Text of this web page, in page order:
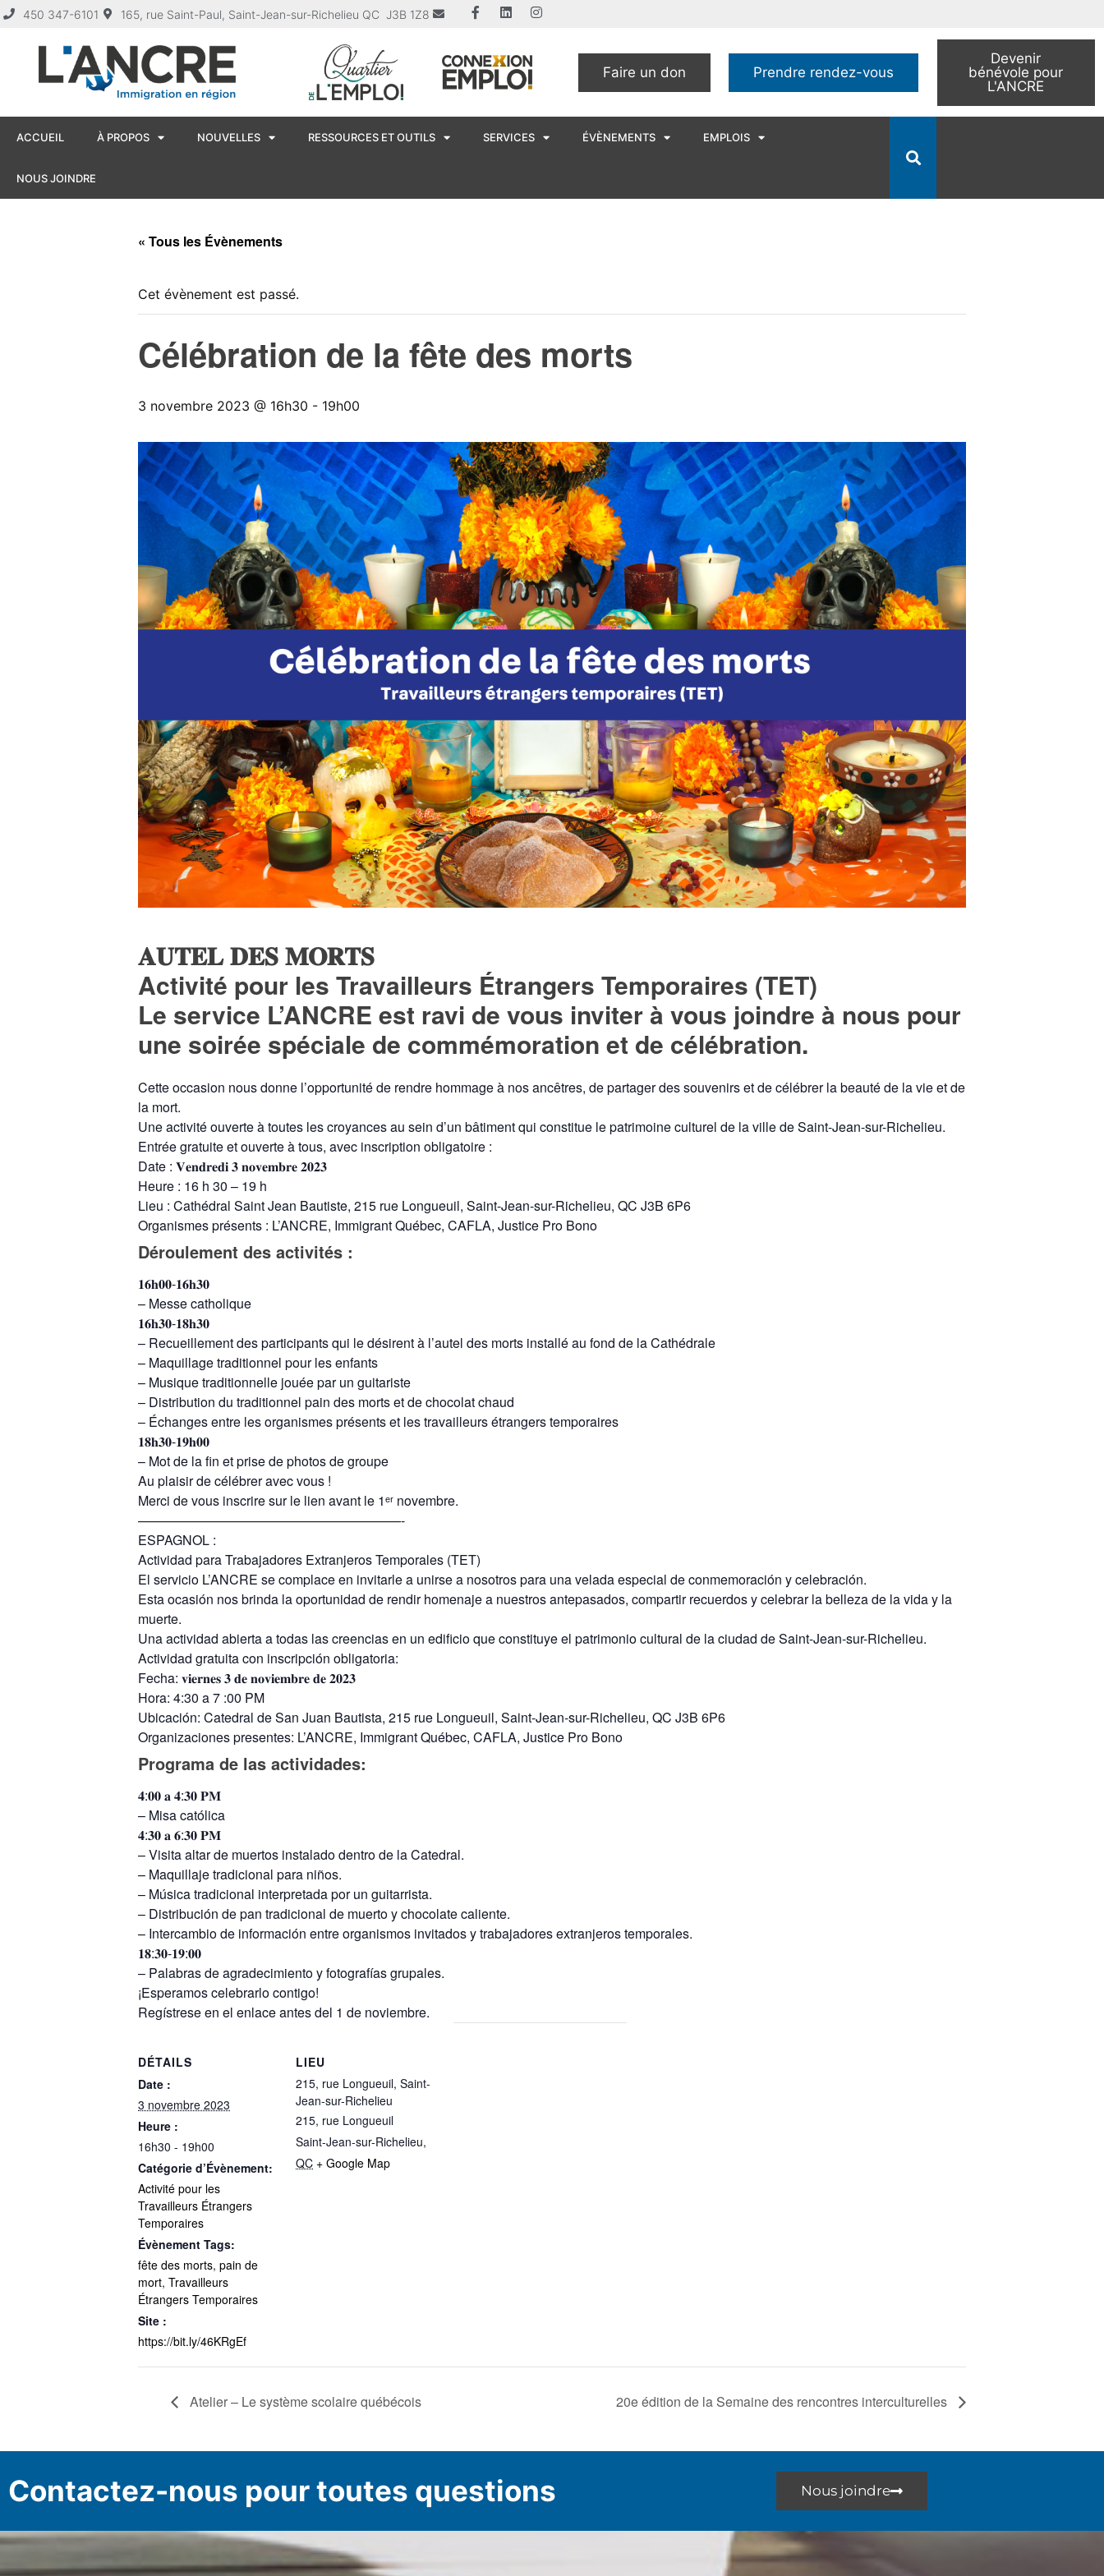
450 347-6101 165, rue Saint-Paul, Saint-Jean-sur-Richelieu QC J3B 1Z8
Faire un don Prendre rendez-vous
Devenir
bénévole pour
L'ANCRE
ACCUEIL À PROPOS NOUVELLES RESSOURCES ET OUTILS SERVICES ÉVÈNEMENTS EMPLOIS
NOUS JOINDRE
« Tous les Évènements
Cet évènement est passé.
Célébration de la fête des morts
3 novembre 2023 @ 16h30 - 19h00
𝐀𝐔𝐓𝐄𝐋 𝐃𝐄𝐒 𝐌𝐎𝐑𝐓𝐒
Activité pour les Travailleurs Étrangers Temporaires (TET)
Le service L’ANCRE est ravi de vous inviter à vous joindre à nous pour
une soirée spéciale de commémoration et de célébration.
Cette occasion nous donne l’opportunité de rendre hommage à nos ancêtres, de partager des souvenirs et de célébrer la beauté de la vie et de
la mort.
Une activité ouverte à toutes les croyances au sein d’un bâtiment qui constitue le patrimoine culturel de la ville de Saint-Jean-sur-Richelieu.
Entrée gratuite et ouverte à tous, avec inscription obligatoire :
Date : 𝐕𝐞𝐧𝐝𝐫𝐞𝐝𝐢 𝟑 𝐧𝐨𝐯𝐞𝐦𝐛𝐫𝐞 𝟐𝟎𝟐𝟑
Heure : 16 h 30 – 19 h
Lieu : Cathédral Saint Jean Bautiste, 215 rue Longueuil, Saint-Jean-sur-Richelieu, QC J3B 6P6
Organismes présents : L’ANCRE, Immigrant Québec, CAFLA, Justice Pro Bono
Déroulement des activités :
𝟏𝟔𝐡𝟎𝟎-𝟏𝟔𝐡𝟑𝟎
– Messe catholique
𝟏𝟔𝐡𝟑𝟎-𝟏𝟖𝐡𝟑𝟎
– Recueillement des participants qui le désirent à l’autel des morts installé au fond de la Cathédrale
– Maquillage traditionnel pour les enfants
– Musique traditionnelle jouée par un guitariste
– Distribution du traditionnel pain des morts et de chocolat chaud
– Échanges entre les organismes présents et les travailleurs étrangers temporaires
𝟏𝟖𝐡𝟑𝟎-𝟏𝟗𝐡𝟎𝟎
– Mot de la fin et prise de photos de groupe
Au plaisir de célébrer avec vous !
Merci de vous inscrire sur le lien avant le 1ᵉʳ novembre.
————————————————————-
ESPAGNOL :
Actividad para Trabajadores Extranjeros Temporales (TET)
El servicio L’ANCRE se complace en invitarle a unirse a nosotros para una velada especial de conmemoración y celebración.
Esta ocasión nos brinda la oportunidad de rendir homenaje a nuestros antepasados, compartir recuerdos y celebrar la belleza de la vida y la
muerte.
Una actividad abierta a todas las creencias en un edificio que constituye el patrimonio cultural de la ciudad de Saint-Jean-sur-Richelieu.
Actividad gratuita con inscripción obligatoria:
Fecha: 𝐯𝐢𝐞𝐫𝐧𝐞𝐬 𝟑 𝐝𝐞 𝐧𝐨𝐯𝐢𝐞𝐦𝐛𝐫𝐞 𝐝𝐞 𝟐𝟎𝟐𝟑
Hora: 4:30 a 7 :00 PM
Ubicación: Catedral de San Juan Bautista, 215 rue Longueuil, Saint-Jean-sur-Richelieu, QC J3B 6P6
Organizaciones presentes: L’ANCRE, Immigrant Québec, CAFLA, Justice Pro Bono
Programa de las actividades:
𝟒:𝟎𝟎 𝐚 𝟒:𝟑𝟎 𝐏𝐌
– Misa católica
𝟒:𝟑𝟎 𝐚 𝟔:𝟑𝟎 𝐏𝐌
– Visita altar de muertos instalado dentro de la Catedral.
– Maquillaje tradicional para niños.
– Música tradicional interpretada por un guitarrista.
– Distribución de pan tradicional de muerto y chocolate caliente.
– Intercambio de información entre organismos invitados y trabajadores extranjeros temporales.
𝟏𝟖:𝟑𝟎-𝟏𝟗:𝟎𝟎
– Palabras de agradecimiento y fotografías grupales.
¡Esperamos celebrarlo contigo!
Regístrese en el enlace antes del 1 de noviembre.
DÉTAILS
Date :
3 novembre 2023
Heure :
16h30 - 19h00
Catégorie d’Évènement:
Activité pour les
Travailleurs Étrangers
Temporaires
Évènement Tags:
fête des morts, pain de
mort, Travailleurs
Étrangers Temporaires
Site :
https://bit.ly/46KRgEf
LIEU
215, rue Longueuil, Saint-
Jean-sur-Richelieu
215, rue Longueuil
Saint-Jean-sur-Richelieu,
QC + Google Map
Atelier – Le système scolaire québécois 20e édition de la Semaine des rencontres interculturelles
Contactez-nous pour toutes questions Nous joindre